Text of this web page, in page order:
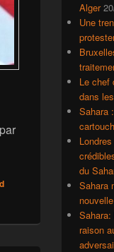
dans les
Alger
Une
Le chef
dans
Sahara
du
Sahara
raison